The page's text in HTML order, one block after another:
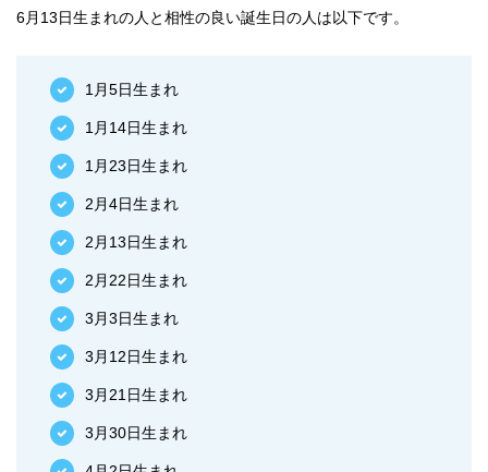
6月13日生まれの人と相性の良い誕生日の人は以下です。
1月5日生まれ
1月14日生まれ
1月23日生まれ
2月4日生まれ
2月13日生まれ
2月22日生まれ
3月3日生まれ
3月12日生まれ
3月21日生まれ
3月30日生まれ